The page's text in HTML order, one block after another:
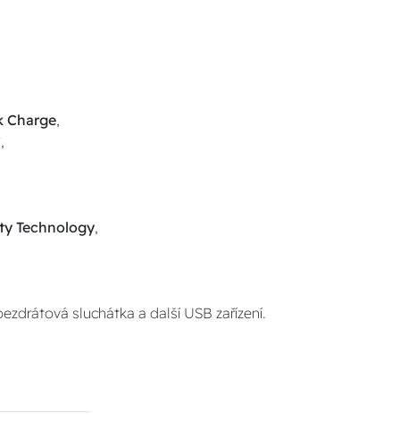
Charge,
Technology,
sluchátka a další USB zařízení.